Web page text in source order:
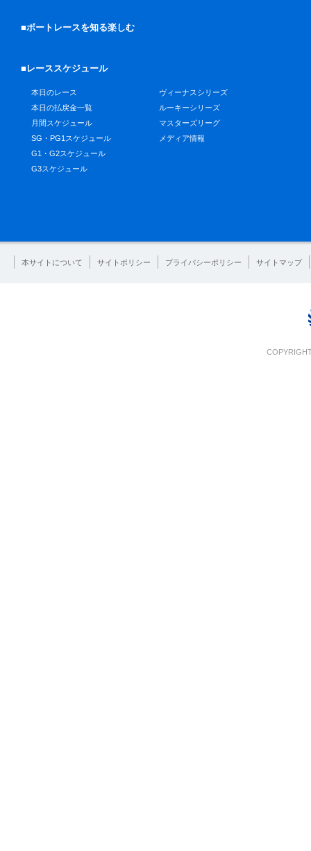
■ボートレースを知る楽しむ
■レーススケジュール
本日のレース
本日の払戻金一覧
月間スケジュール
SG・PG1スケジュール
G1・G2スケジュール
G3スケジュール
ヴィーナスシリーズ
ルーキーシリーズ
マスターズリーグ
メディア情報
本サイトについて サイトポリシー プライバシーポリシー サイトマップ